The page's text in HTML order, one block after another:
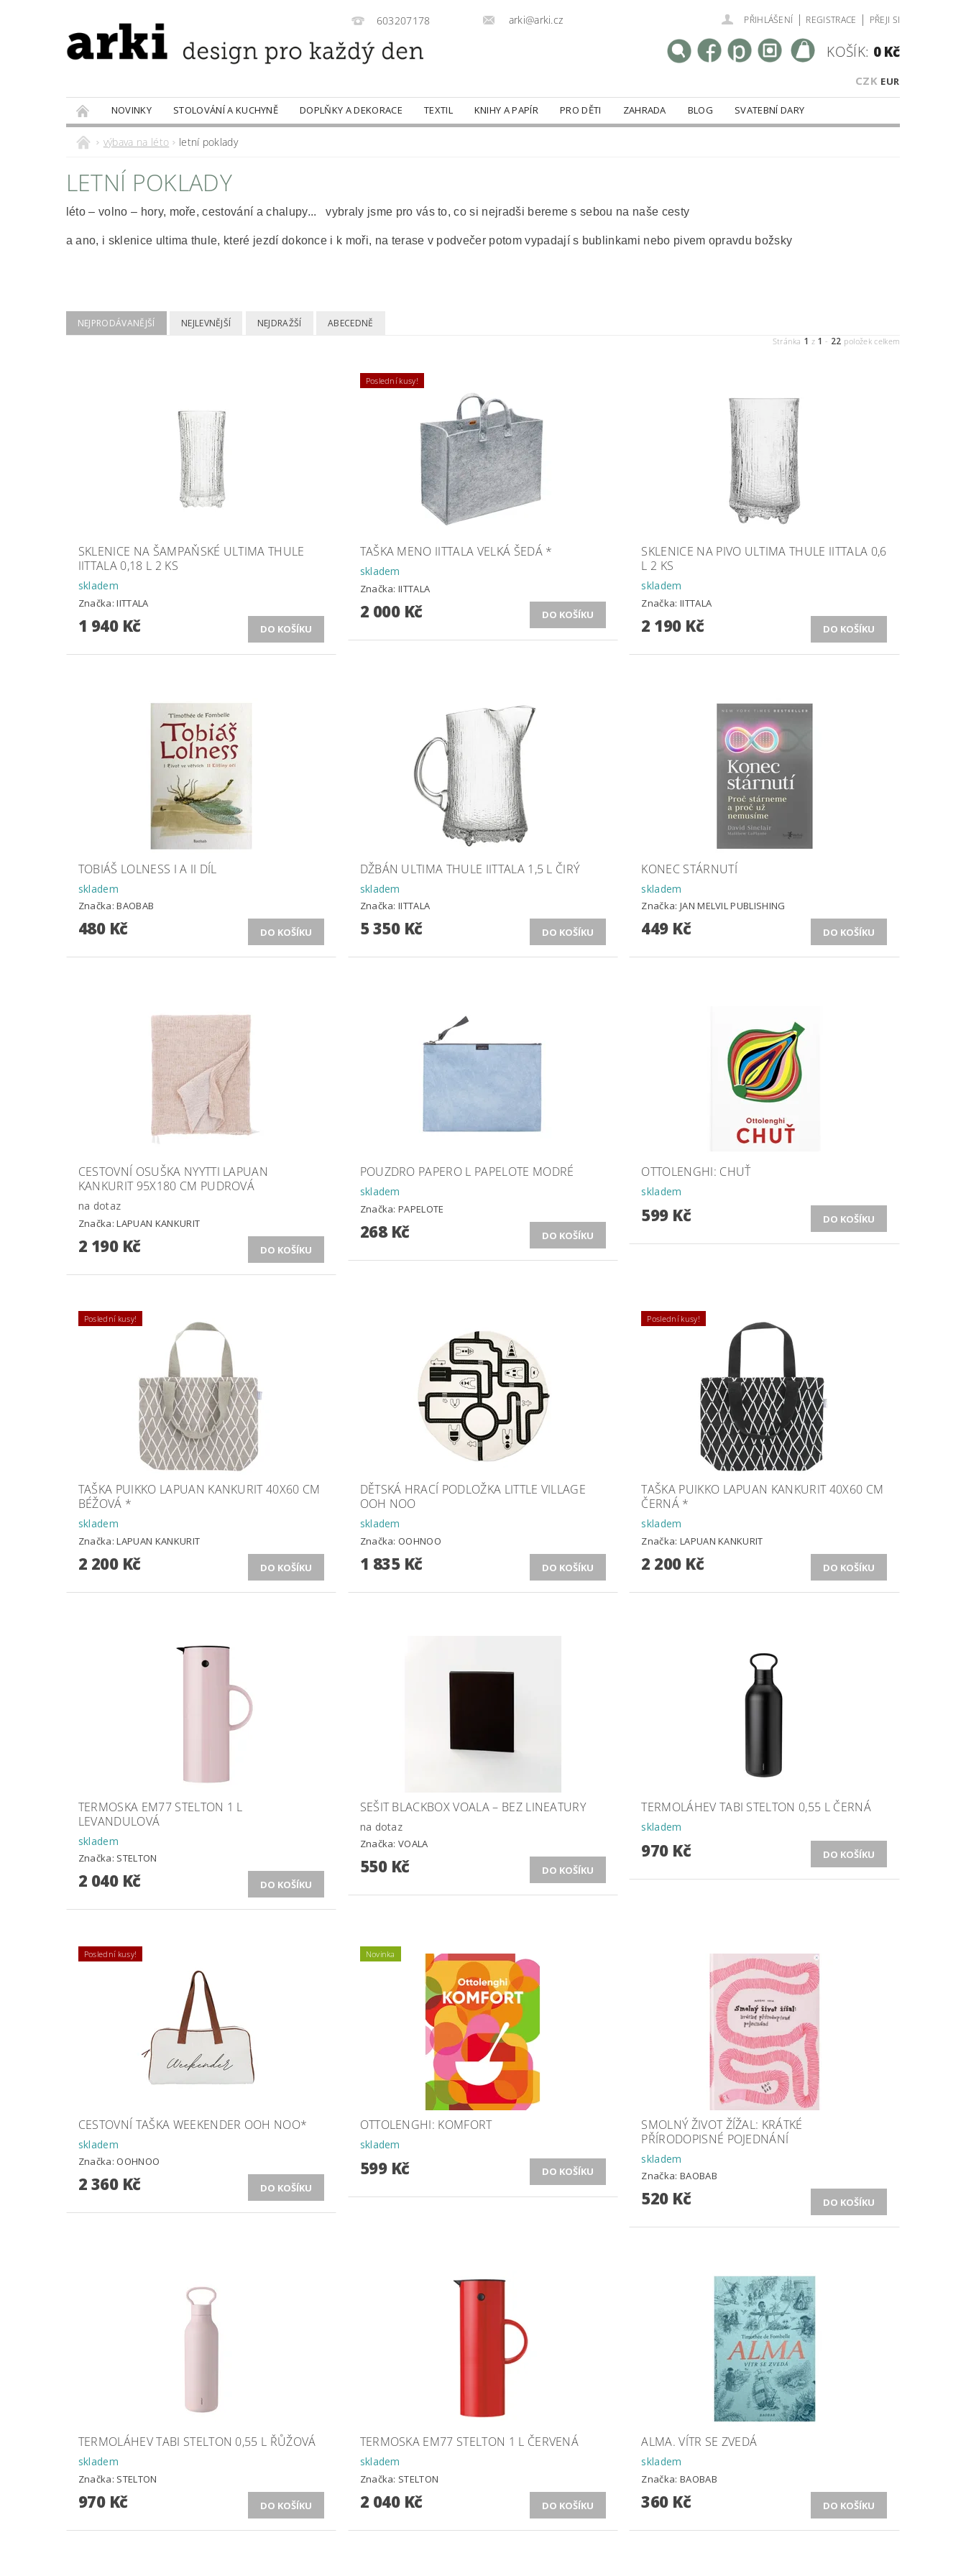
603207178 arki@arki.cz PŘIHLÁŠENÍ | REGISTRACE | PŘEJI SI
CZK EUR
KOŠÍK: 0 Kč
NOVINKY STOLOVÁNÍ A KUCHYNĚ DOPLŇKY A DEKORACE TEXTIL KNIHY A PAPÍR PRO DĚTI ZAHRADA BLOG
SVATEBNÍ DARY
PRODÁVANÉ ZNAČKY
DOBROTY
výbava na léto letní poklady
LETNÍ POKLADY
léto – volno – hory, moře, cestování a chalupy...vybraly jsme pro vás to, co si nejradši bereme s sebou na naše cesty
a ano, i sklenice ultima thule, které jezdí dokonce i k moři, na terase v podvečer potom vypadají s bublinkami nebo pivem opravdu božsky
NEJPRODÁVANĚJŠÍ NEJLEVNĚJŠÍ NEJDRAŽŠÍ ABECEDNĚ
Stránka 1 z 1 - 22 položek celkem
SKLENICE NA ŠAMPAŇSKÉ ULTIMA THULE
IITTALA 0,18 L 2 KS
skladem
Značka:IITTALA
1 940 Kč
Poslední kusy!
TAŠKA MENO IITTALA VELKÁ ŠEDÁ *
skladem
Značka:IITTALA
2 000 Kč
SKLENICE NA PIVO ULTIMA THULE IITTALA 0,6
L 2 KS
skladem
Značka: IITTALA
2 190 Kč
TOBIÁŠ LOLNESS I A II DÍL
skladem
Značka:BAOBAB
480 Kč
DŽBÁN ULTIMA THULE IITTALA 1,5 L ČIRÝ
skladem
Značka:IITTALA
5 350 Kč
KONEC STÁRNUTÍ
skladem
Značka: JAN MELVIL PUBLISHING
449 Kč
CESTOVNÍ OSUŠKA NYYTTI LAPUAN
KANKURIT 95X180 CM PUDROVÁ
na dotaz
Značka:LAPUAN KANKURIT
2 190 Kč
POUZDRO PAPERO L PAPELOTE MODRÉ
skladem
Značka:PAPELOTE
268 Kč
OTTOLENGHI: CHUŤ
skladem
599 Kč
Poslední kusy!
TAŠKA PUIKKO LAPUAN KANKURIT 40X60 CM
BÉŽOVÁ *
skladem
Značka:LAPUAN KANKURIT
2 200 Kč
DĚTSKÁ HRACÍ PODLOŽKA LITTLE VILLAGE
OOH NOO
skladem
Značka: OOHNOO
1 835 Kč
Poslední kusy!
TAŠKA PUIKKO LAPUAN KANKURIT 40X60 CM
ČERNÁ *
skladem
Značka: LAPUAN KANKURIT
2 200 Kč
TERMOSKA EM77 STELTON 1 L
LEVANDULOVÁ
skladem
Značka: STELTON
2 040 Kč
SEŠIT BLACKBOX VOALA – BEZ LINEATURY
na dotaz
Značka:VOALA
550 Kč
TERMOLÁHEV TABI STELTON 0,55 L ČERNÁ
skladem
970 Kč
Poslední kusy!
CESTOVNÍ TAŠKA WEEKENDER OOH NOO*
skladem
Značka: OOHNOO
2 360 Kč
Novinka
OTTOLENGHI: KOMFORT
skladem
599 Kč
SMOLNÝ ŽIVOT ŽÍŽAL: KRÁTKÉ
PŘÍRODOPISNÉ POJEDNÁNÍ
skladem
Značka: BAOBAB
520 Kč
TERMOLÁHEV TABI STELTON 0,55 L ŘŮŽOVÁ
skladem
Značka: STELTON
970 Kč
TERMOSKA EM77 STELTON 1 L ČERVENÁ
skladem
Značka: STELTON
2 040 Kč
ALMA. VÍTR SE ZVEDÁ
skladem
Značka: BAOBAB
360 Kč